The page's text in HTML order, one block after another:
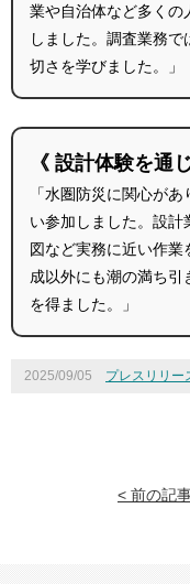
業や自治体など多くの
しました。調査業務
切さを学びました。」
《 設計体験を通
「水圏防災に関心が
い参加しました。設
図など実務に近い作
成以外にも潮の満ち引
を得ました。」
2025/09/05 プレスリリー
< 前の記